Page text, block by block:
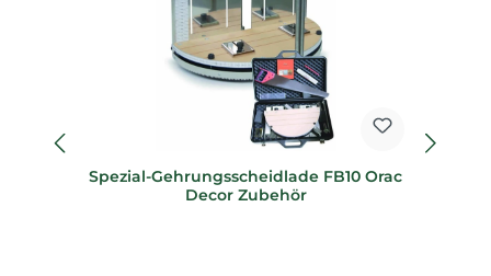
Spezial-Gehrungsscheidlade FB10 Orac
Decor Zubehör